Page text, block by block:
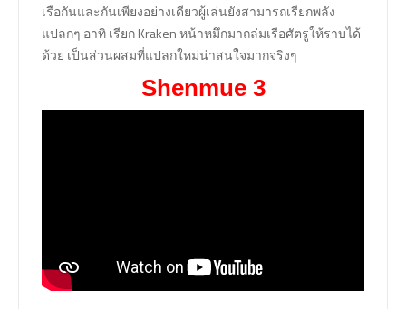
เรือกันและกันเพียงอย่างเดียวผู้เล่นยังสามารถเรียกพลัง
แปลกๆ อาทิ เรียก Kraken หน้าหมึกมาถล่มเรือศัตรูให้ราบได้
ด้วย เป็นส่วนผสมที่แปลกใหม่น่าสนใจมากจริงๆ
Shenmue 3